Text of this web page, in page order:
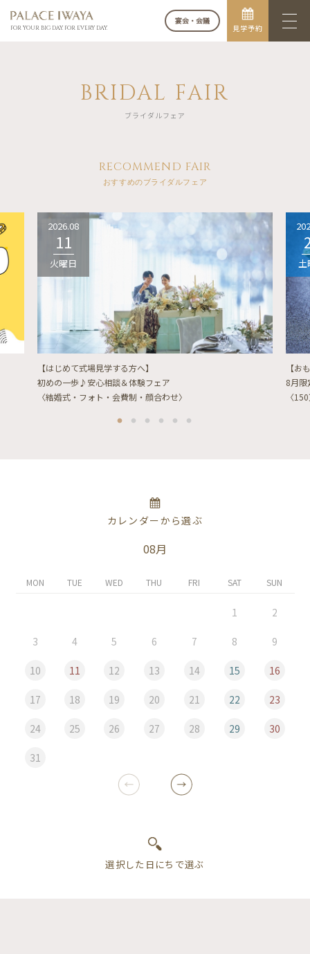
FOR YOUR BIG DAY. FOR EVERY DAY.
宴会・会議
見学予約
BRIDAL FAIR
ブライダルフェア
RECOMMEND FAIR
おすすめのブライダルフェア
2026.08
11
火曜日
【はじめて式場見学する方へ】
初めの一歩♪安心相談＆体験フェア
〈結婚式・フォト・会費制・顔合わせ〉
土
【お
8月限
〈
カレンダーから選ぶ
08月
MON TUE WED THU FRI SAT SUN
1 2
3 4 5 6 7 8 9
10 11 12 13 14 15 16
17 18 19 20 21 22 23
24 25 26 27 28 29 30
31